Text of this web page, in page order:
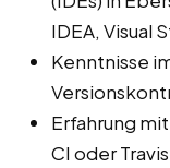
IDEA, Visual
Kenntnisse
Erfahrung
CI oder